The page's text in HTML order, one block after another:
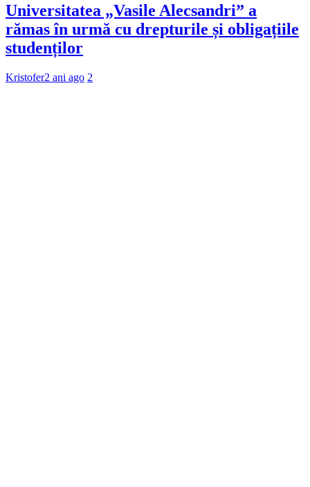
Universitatea „Vasile Alecsandri” a
rămas în urmă cu drepturile și obligațiile
studenților
Kristofer2 ani ago 2